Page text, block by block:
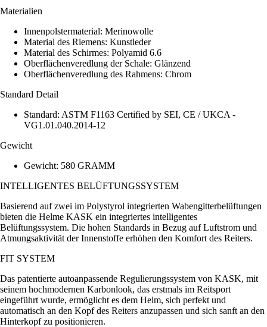
Materialien
Innenpolstermaterial: Merinowolle
Material des Riemens: Kunstleder
Material des Schirmes: Polyamid 6.6
Oberflächenveredlung der Schale: Glänzend
Oberflächenveredlung des Rahmens: Chrom
Standard Detail
Standard: ASTM F1163 Certified by SEI, CE / UKCA -
VG1.01.040.2014-12
Gewicht
Gewicht: 580 GRAMM
INTELLIGENTES BELÜFTUNGSSYSTEM
Basierend auf zwei im Polystyrol integrierten Wabengitterbelüftungen
bieten die Helme KASK ein integriertes intelligentes
Belüftungssystem. Die hohen Standards in Bezug auf Luftstrom und
Atmungsaktivität der Innenstoffe erhöhen den Komfort des Reiters.
FIT SYSTEM
Das patentierte autoanpassende Regulierungssystem von KASK, mit
seinem hochmodernen Karbonlook, das erstmals im Reitsport
eingeführt wurde, ermöglicht es dem Helm, sich perfekt und
automatisch an den Kopf des Reiters anzupassen und sich sanft an den
Hinterkopf zu positionieren.